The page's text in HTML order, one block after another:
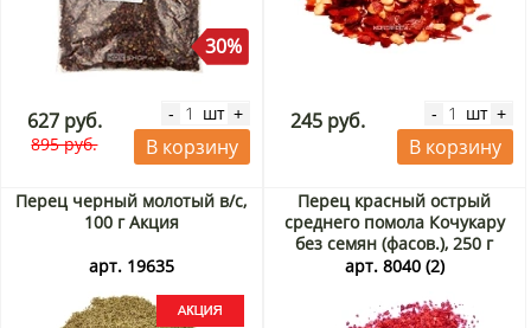
30%
627 руб.
895 руб.
- шт +
В корзину
245 руб. - шт +
В корзину
Перец черный молотый в/с,
100 г Акция
арт. 19635
Перец красный острый
среднего помола Кочукару
без семян (фасов.), 250 г
арт. 8040 (2)